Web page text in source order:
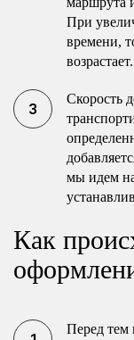
При
времени,
возрастает.
Скорость
мы идем
Как
Перед тем